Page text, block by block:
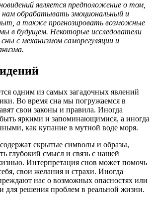
является предположение о том,
обрабатывать эмоциональный и
а также прогнозировать возможные
в будущем. Некоторые исследователи
с механизмом саморегуляции и
одним из самых загадочных явлений
Во время сна мы погружаемся в
свои законы и правила. Иногда
яркими и запоминающимися, а иногда
как купание в мутной воде моря.
скрытые символы и образы,
глубокий смысл и связь с нашей
Интерпретация снов может помочь
свои желания и страхи. Иногда
нас о возможных опасностях или
для решения проблем в реальной жизни.